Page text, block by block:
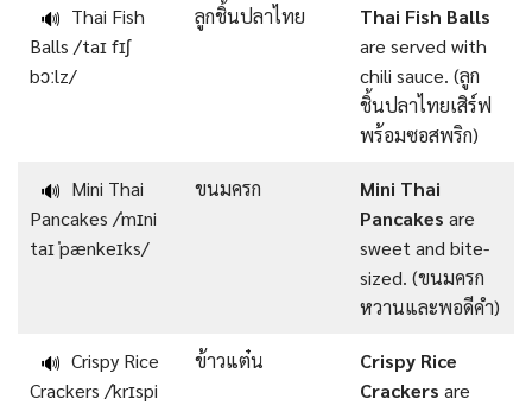
🔊 Thai Fish
Balls /taɪ fɪʃ
bɔːlz/
ลูกชิ้นปลาไทย
Thai Fish Balls
are served with
chili sauce. (ลูก
ชิ้นปลาไทยเสิร์ฟ
พร้อมซอสพริก)
🔊 Mini Thai
Pancakes /ˈmɪni
taɪ ˈpænkeɪks/
ขนมครก
Mini Thai
Pancakes are
sweet and bite-
sized. (ขนมครก
หวานและพอดีคำ)
🔊 Crispy Rice
Crackers /ˈkrɪspi
ข้าวแต๋น
Crispy Rice
Crackers are